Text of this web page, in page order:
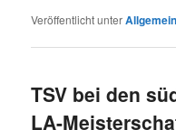
Veröffentlicht unterAllgemein
TSV bei den
LA-